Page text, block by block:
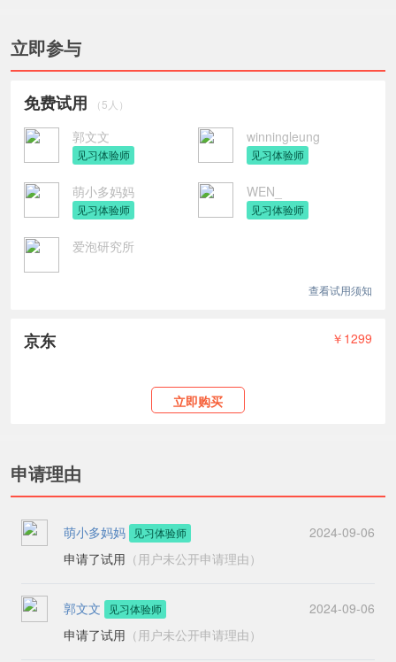
立即参与
免费试用 （5人）
郭文文
见习体验师
winningleung
见习体验师
萌小多妈妈
见习体验师
WEN_
见习体验师
爱泡研究所
查看试用须知
京东 ￥1299
立即购买
申请理由
萌小多妈妈 见习体验师
2024-09-06
申请了试用 （用户未公开申请理由）
郭文文 见习体验师
2024-09-06
申请了试用 （用户未公开申请理由）